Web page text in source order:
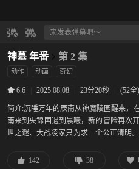
神墓 年番 第 2 集
动作 动画 奇幻
6.6 2025.08.08 23分20秒 (52全)
简介:沉睡万年的辰南从神魔陵园醒来，
南来到央锦国遇到晨曦，新的冒险再次
世之谜、大战凌家只为求一个公正清明
142
38